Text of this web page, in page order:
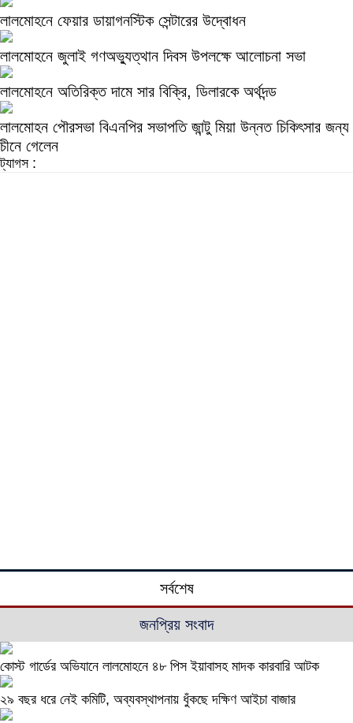
লালমোহনে ফেয়ার ডায়াগনস্টিক সেন্টারের উদ্বোধন
লালমোহনে জুলাই গণঅভ্যুত্থান দিবস উপলক্ষে আলোচনা সভা
লালমোহনে অতিরিক্ত দামে সার বিক্রি, ডিলারকে অর্থদন্ড
লালমোহন পৌরসভা বিএনপির সভাপতি জান্টু মিয়া উন্নত চিকিৎসার জন্য
চীনে গেলেন
ট্যাগস :
সর্বশেষ
জনপ্রিয় সংবাদ
কোস্ট গার্ডের অভিযানে লালমোহনে ৪৮ পিস ইয়াবাসহ মাদক কারবারি আটক
২৯ বছর ধরে নেই কমিটি, অব্যবস্থাপনায় ধুঁকছে দক্ষিণ আইচা বাজার